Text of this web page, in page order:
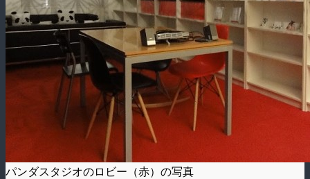
パンダスタジオのロビー（赤）の写真